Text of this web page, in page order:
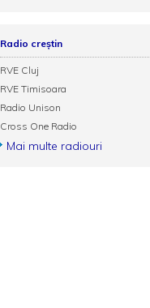
Radio creștin
RVE Cluj
RVE Timisoara
Radio Unison
Cross One Radio
Mai multe radiouri